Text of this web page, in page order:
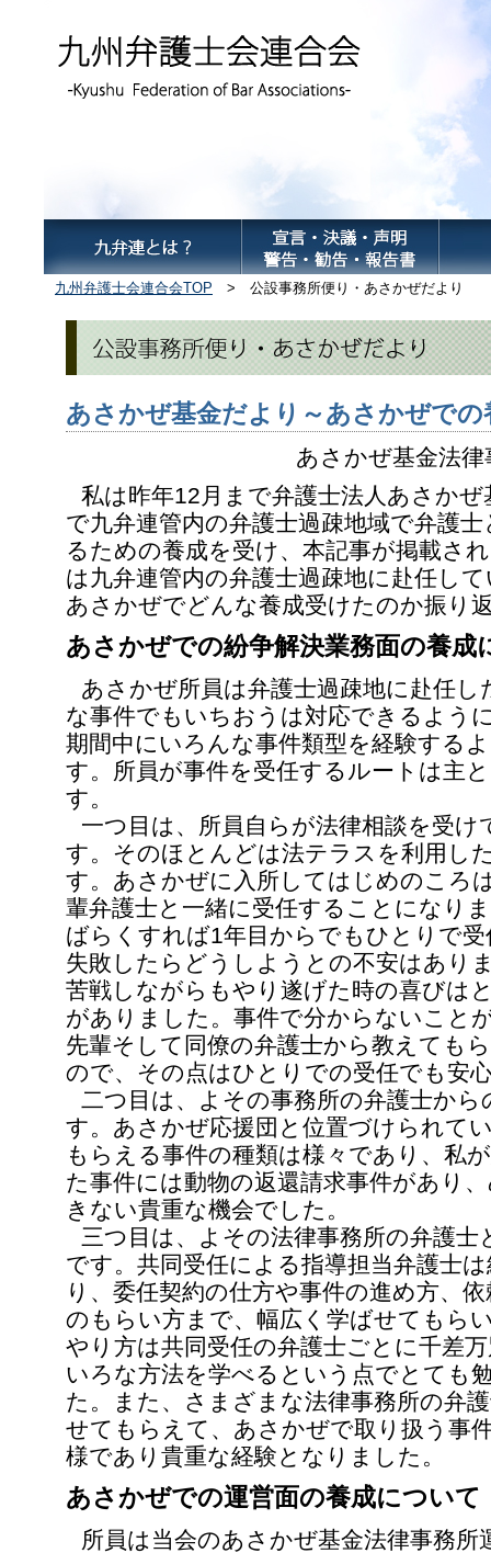
九州弁護士会連合会TOP > 公設事務所便り・あさかぜだより
あさかぜ基金だより～あさかぜで
あさかぜ基金法
私は昨年12月まで弁護士法人あさかぜ
で九弁連管内の弁護士過疎地域で弁護
るための養成を受け、本記事が掲載さ
は九弁連管内の弁護士過疎地に赴任し
あさかぜでどんな養成受けたのか振り
あさかぜでの紛争解決業務面の養成
あさかぜ所員は弁護士過疎地に赴任
な事件でもいちおうは対応できるよう
期間中にいろんな事件類型を経験する
す。所員が事件を受任するルートは主
す。
一つ目は、所員自らが法律相談を受け
す。そのほとんどは法テラスを利用し
す。あさかぜに入所してはじめのころ
輩弁護士と一緒に受任することになり
ばらくすれば1年目からでもひとりで
失敗したらどうしようとの不安はあり
苦戦しながらもやり遂げた時の喜びは
がありました。事件で分からないこと
先輩そして同僚の弁護士から教えても
ので、その点はひとりでの受任でも安
二つ目は、よその事務所の弁護士から
す。あさかぜ応援団と位置づけられて
もらえる事件の種類は様々であり、私
た事件には動物の返還請求事件があり
きない貴重な機会でした。
三つ目は、よその法律事務所の弁護士
です。共同受任による指導担当弁護士
り、委任契約の仕方や事件の進め方、
のもらい方まで、幅広く学ばせてもら
やり方は共同受任の弁護士ごとに千差
いろな方法を学べるという点でとても
た。また、さまざまな法律事務所の弁
せてもらえて、あさかぜで取り扱う事
様であり貴重な経験となりました。
あさかぜでの運営面の養成について
所員は当会のあさかぜ基金法律事務所